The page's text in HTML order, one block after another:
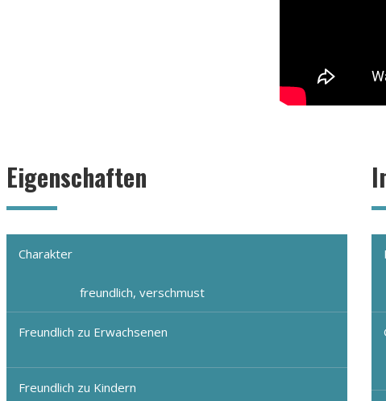
Eigenschaften
Charakter
freundlich, verschmust
Freundlich zu Erwachsenen
Freundlich zu Kindern